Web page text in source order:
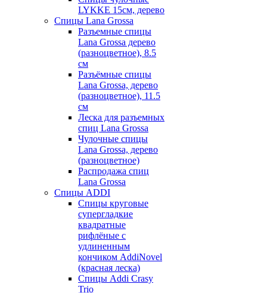
LYKKE 15см, дерево
Спицы Lana Grossa
Разъемные спицы
Lana Grossa дерево
(разноцветное), 8.5
см
Разъёмные спицы
Lana Grossa, дерево
(разноцветное), 11.5
см
Леска для разъемных
спиц Lana Grossa
Чулочные спицы
Lana Grossa, дерево
(разноцветное)
Распродажа спиц
Lana Grossa
Спицы ADDI
Спицы круговые
супергладкие
квадратные
рифлёные с
удлиненным
кончиком AddiNovel
(красная леска)
Спицы Addi Crasy
Trio